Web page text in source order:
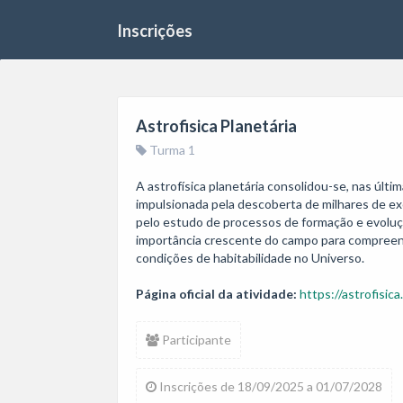
Inscrições
Astrofisica Planetária
Turma 1
A astrofísica planetária consolidou-se, nas
impulsionada pela descoberta de milhares de
pelo estudo de processos de formação e
importância crescente do campo para
condições de habitabilidade no Universo.
Página oficial da atividade: https://
Participante
Inscrições de 18/09/2025 a 01/07/2028